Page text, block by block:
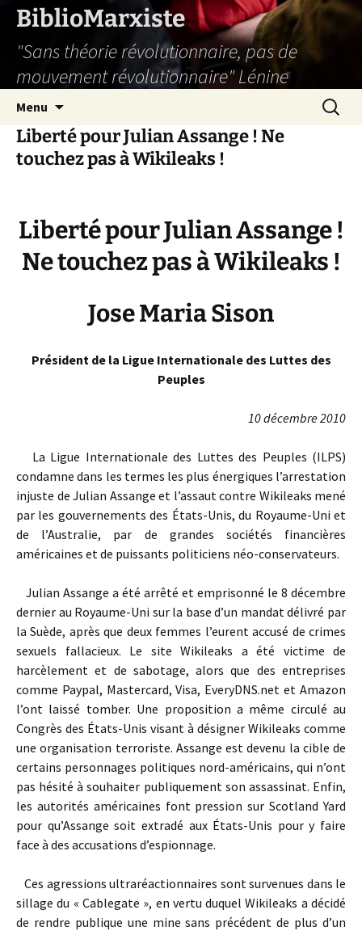
Aller
contenu
BiblioMarxiste
"Sans théorie révolutionnaire, pas de
mouvement révolutionnaire" Lénine
Menu
Liberté pour Julian Assange ! Ne
touchez pas à Wikileaks !
Liberté pour Julian Assange !
Ne touchez pas à Wikileaks !
Jose Maria Sison
Président de la Ligue Internationale des Luttes des
Peuples
10 décembre 2010
La Ligue Internationale des Luttes des Peuples (ILPS)
condamne dans les termes les plus énergiques l’arrestation
injuste de Julian Assange et l’assaut contre Wikileaks mené
par les gouvernements des États-Unis, du Royaume-Uni et
de l’Australie, par de grandes sociétés financières
américaines et de puissants politiciens néo-conservateurs.
Julian Assange a été arrêté et emprisonné le 8 décembre
dernier au Royaume-Uni sur la base d’un mandat délivré par
la Suède, après que deux femmes l’eurent accusé de crimes
sexuels fallacieux. Le site Wikileaks a été victime de
harcèlement et de sabotage, alors que des entreprises
comme Paypal, Mastercard, Visa, EveryDNS.net et Amazon
l’ont laissé tomber. Une proposition a même circulé au
Congrès des États-Unis visant à désigner Wikileaks comme
une organisation terroriste. Assange est devenu la cible de
certains personnages politiques nord-américains, qui n’ont
pas hésité à souhaiter publiquement son assassinat. Enfin,
les autorités américaines font pression sur Scotland Yard
pour qu’Assange soit extradé aux États-Unis pour y faire
face à des accusations d’espionnage.
Ces agressions ultraréactionnaires sont survenues dans le
sillage du « Cablegate », en vertu duquel Wikileaks a décidé
de rendre publique une mine sans précédent de plus d’un